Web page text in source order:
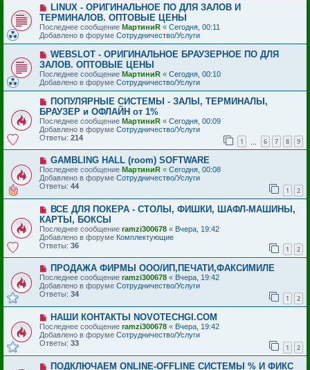
Н
о
в
о
е
с
о
о
б
щ
н
и
е
LINUX - ОРИГИНАЛЬНОЕ ПО ДЛЯ ЗАЛОВ И
ТЕРМИНАЛОВ. ОПТОВЫЕ ЦЕНЫ
Последнее сообщение МартиниR « Сегодня, 00:11
Добавлено в форуме Сотрудничество/Услуги
Н
о
в
о
е
с
о
б
щ
е
и
е
WEBSLOT - ОРИГИНАЛЬНОЕ БРАУЗЕРНОЕ ПО ДЛЯ
ЗАЛОВ. ОПТОВЫЕ ЦЕНЫ
Последнее сообщение МартиниR « Сегодня, 00:10
Добавлено в форуме Сотрудничество/Услуги
Н
о
в
о
е
с
о
о
щ
е
н
и
е
ПОПУЛЯРНЫЕ СИСТЕМЫ - ЗАЛЫ, ТЕРМИНАЛЫ,
БРАУЗЕР и ОФЛАЙН от 1%
Последнее сообщение МартиниR « Сегодня, 00:09
Добавлено в форуме Сотрудничество/Услуги
Ответы: 214 1 6 7 8 9
Н
о
в
о
е
с
о
о
б
щ
е
н
и
е
GAMBLING HALL (room) SOFTWARE
Последнее сообщение МартиниR « Сегодня, 00:08
Добавлено в форуме Сотрудничество/Услуги
Ответы: 44 1 2
Н
о
в
о
е
с
о
о
б
щ
е
н
и
е
ВСЕ ДЛЯ ПОКЕРА - СТОЛЫ, ФИШКИ, ШАФЛ-МАШИНЫ,
КАРТЫ, БОКСЫ
Последнее сообщение ramzi300678 « Вчера, 19:42
Добавлено в форуме Комплектующие
Ответы: 36 1 2
Н
о
в
о
с
о
б
щ
н
ПРОДАЖА ФИРМЫ ООО/ИП,ПЕЧАТИ,ФАКСИМИЛЕ
Последнее сообщение ramzi300678 « Вчера, 19:42
Добавлено в форуме Сотрудничество/Услуги
Ответы: 34 1 2
Н
о
в
о
е
с
о
НАШИ КОНТАКТЫ NOVOTECHGI.COM
Последнее сообщение ramzi300678 « Вчера, 19:42
Добавлено в форуме Сотрудничество/Услуги
Ответы: 33 1 2
НПОДКЛЮЧАЕМ ONLINE-OFFLINE СИСТЕМЫ % И ФИКС